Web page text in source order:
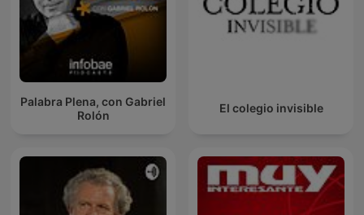
Palabra Plena, con Gabriel
Rolón
El colegio invisible